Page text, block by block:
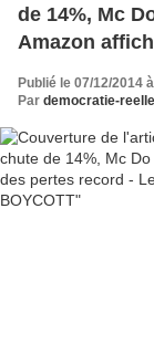
de 14%, Mc
Amazon
BOYCOTT
Publié le 07/12/2014
Par democratie-